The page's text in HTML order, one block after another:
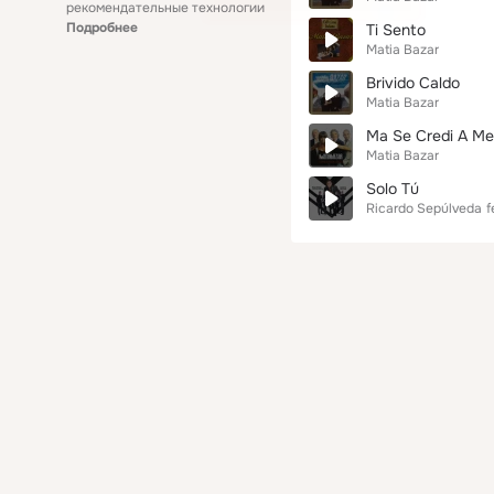
рекомендательные технологии
Подробнее
Ti Sento
Matia Bazar
Brivido Caldo
Matia Bazar
Ma Se Credi A Me
Matia Bazar
Solo Tú
Ricardo Sepúlveda